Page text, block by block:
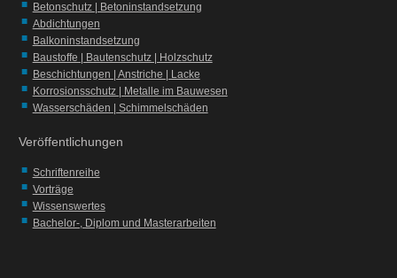
Betonschutz | Betoninstandsetzung
Abdichtungen
Balkoninstandsetzung
Baustoffe | Bautenschutz | Holzschutz
Beschichtungen | Anstriche | Lacke
Korrosionsschutz | Metalle im Bauwesen
Wasserschäden | Schimmelschäden
Veröffentlichungen
Schriftenreihe
Vorträge
Wissenswertes
Bachelor-, Diplom und Masterarbeiten